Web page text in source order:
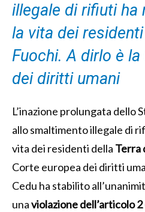
illegale di rifiuti ha
la vita dei
Fuochi. A dirlo è
dei diritti umani
L’inazione prolungata dello
allo smaltimento illegale di
vita dei residenti della Terra
Corte europea dei diritti
Cedu ha stabilito
unaviolazione dell’articolo 2